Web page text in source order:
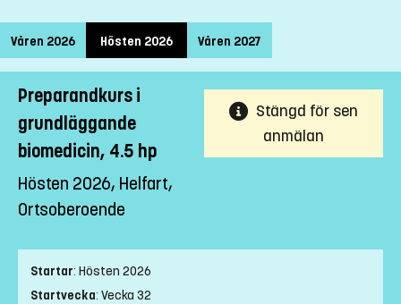
Våren 2026 Hösten 2026 Våren 2027
Preparandkurs i
grundläggande
biomedicin, 4.5 hp
Hösten 2026, Helfart,
Ortsoberoende
Stängd för sen
anmälan
Startar: Hösten 2026
Startvecka: Vecka 32